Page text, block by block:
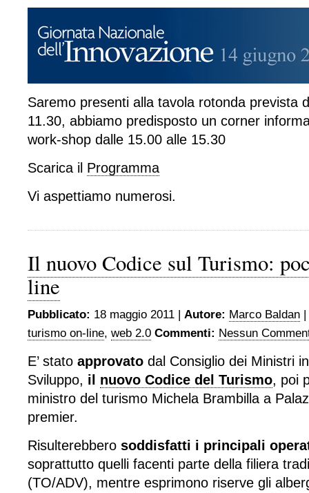
Saremo presenti alla tavola rotonda prevista
11.30, abbiamo predisposto un corner
work-shop dalle 15.00 alle 15.30
Scarica il Programma
Vi aspettiamo numerosi.
Il nuovo Codice sul Turismo:
line
Pubblicato: 18 maggio 2011 | Autore: Marco Baldan |
turismo on-line, web 2.0 Commenti: Nessun
E’ stato approvato dal Consiglio dei Ministri
Sviluppo, il nuovo Codice del Turismo, poi
ministro del turismo Michela Brambilla a
premier.
Risulterebbero soddisfatti i principali
soprattutto quelli facenti parte della filiera
(TO/ADV), mentre esprimono riserve gli